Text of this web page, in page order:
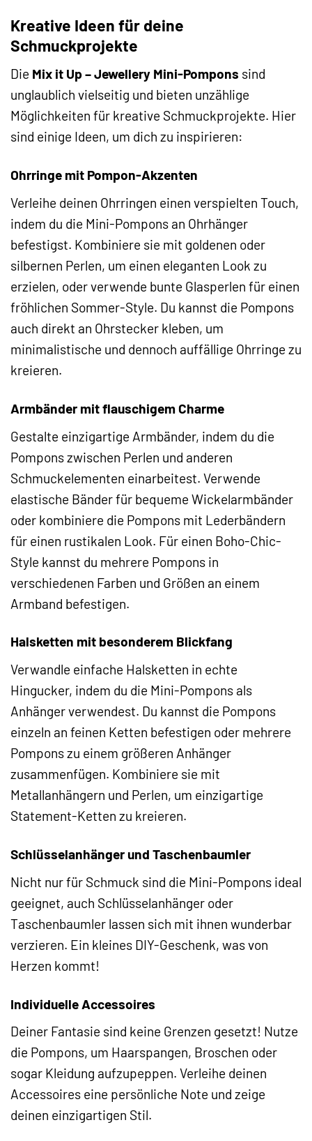
Kreative Ideen für deine
Schmuckprojekte
Die Mix it Up – Jewellery Mini-Pompons sind
unglaublich vielseitig und bieten unzählige
Möglichkeiten für kreative Schmuckprojekte. Hier
sind einige Ideen, um dich zu inspirieren:
Ohrringe mit Pompon-Akzenten
Verleihe deinen Ohrringen einen verspielten Touch,
indem du die Mini-Pompons an Ohrhänger
befestigst. Kombiniere sie mit goldenen oder
silbernen Perlen, um einen eleganten Look zu
erzielen, oder verwende bunte Glasperlen für einen
fröhlichen Sommer-Style. Du kannst die Pompons
auch direkt an Ohrstecker kleben, um
minimalistische und dennoch auffällige Ohrringe zu
kreieren.
Armbänder mit flauschigem Charme
Gestalte einzigartige Armbänder, indem du die
Pompons zwischen Perlen und anderen
Schmuckelementen einarbeitest. Verwende
elastische Bänder für bequeme Wickelarmbänder
oder kombiniere die Pompons mit Lederbändern
für einen rustikalen Look. Für einen Boho-Chic-
Style kannst du mehrere Pompons in
verschiedenen Farben und Größen an einem
Armband befestigen.
Halsketten mit besonderem Blickfang
Verwandle einfache Halsketten in echte
Hingucker, indem du die Mini-Pompons als
Anhänger verwendest. Du kannst die Pompons
einzeln an feinen Ketten befestigen oder mehrere
Pompons zu einem größeren Anhänger
zusammenfügen. Kombiniere sie mit
Metallanhängern und Perlen, um einzigartige
Statement-Ketten zu kreieren.
Schlüsselanhänger und Taschenbaumler
Nicht nur für Schmuck sind die Mini-Pompons ideal
geeignet, auch Schlüsselanhänger oder
Taschenbaumler lassen sich mit ihnen wunderbar
verzieren. Ein kleines DIY-Geschenk, was von
Herzen kommt!
Individuelle Accessoires
Deiner Fantasie sind keine Grenzen gesetzt! Nutze
die Pompons, um Haarspangen, Broschen oder
sogar Kleidung aufzupeppen. Verleihe deinen
Accessoires eine persönliche Note und zeige
deinen einzigartigen Stil.